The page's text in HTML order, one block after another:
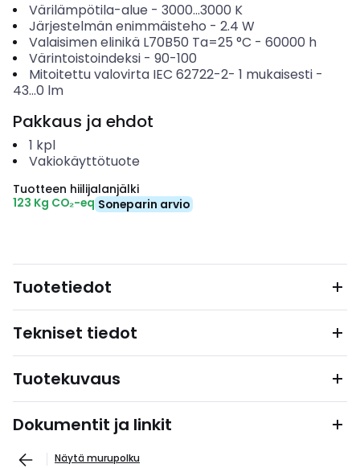
Värilämpötila-alue - 3000...3000 K
Järjestelmän enimmäisteho - 2.4 W
Valaisimen elinikä L70B50 Ta=25 °C - 60000 h
Värintoistoindeksi- 90-100
Mitoitettu valovirta IEC 62722-2- 1 mukaisesti-
43...0 lm
Pakkaus ja ehdot
1 kpl
Vakiokäyttötuote
Tuotteen hiilijalanjälki
123 Kg CO₂-eq Soneparin arvio
Tuotetiedot
Tekniset tiedot
Tuotekuvaus
Dokumentit ja linkit
Näytä murupolku